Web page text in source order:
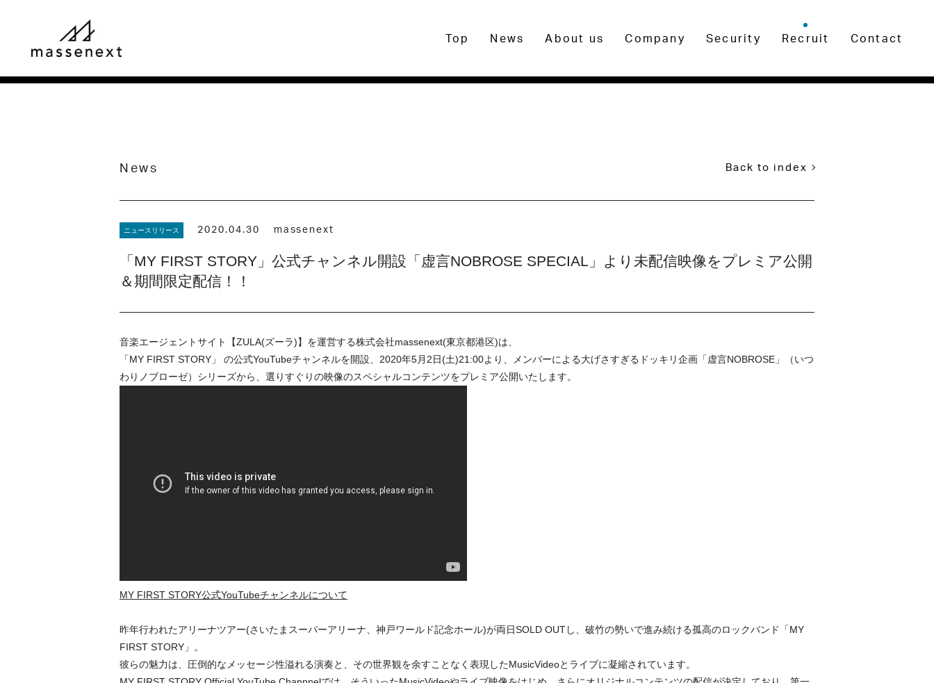
Top News About us Company Security Recruit Contact
News Back to index
ニュースリリース 2020.04.30 massenext
「MY FIRST STORY」公式チャンネル開設「虚言NOBROSE SPECIAL」より未配信映像をプレミア公開
＆期間限定配信！！
音楽エージェントサイト【ZULA(ズーラ)】を運営する株式会社massenext(東京都港区)は、
「MY FIRST STORY」 の公式YouTubeチャンネルを開設、2020年5月2日(土)21:00より、メンバーによる大げさすぎるドッキリ企画「虚言NOBROSE」（いつ
わりノブローゼ）シリーズから、選りすぐりの映像のスペシャルコンテンツをプレミア公開いたします。
MY FIRST STORY公式YouTubeチャンネルについて
昨年行われたアリーナツアー(さいたまスーパーアリーナ、神戸ワールド記念ホール)が両日SOLD OUTし、破竹の勢いで進み続ける孤高のロックバンド「MY
FIRST STORY」。
彼らの魅力は、圧倒的なメッセージ性溢れる演奏と、その世界観を余すことなく表現したMusicVideoとライブに凝縮されています。